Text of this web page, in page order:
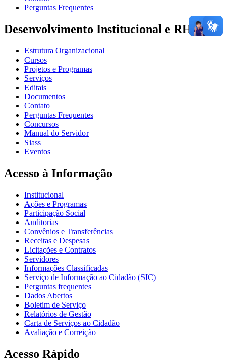
Perguntas Frequentes
Desenvolvimento Institucional e RH
Estrutura Organizacional
Cursos
Projetos e Programas
Serviços
Editais
Documentos
Contato
Perguntas Frequentes
Concursos
Manual do Servidor
Siass
Eventos
Acesso à Informação
Institucional
Ações e Programas
Participação Social
Auditorias
Convênios e Transferências
Receitas e Despesas
Licitações e Contratos
Servidores
Informações Classificadas
Serviço de Informação ao Cidadão (SIC)
Perguntas frequentes
Dados Abertos
Boletim de Serviço
Relatórios de Gestão
Carta de Serviços ao Cidadão
Avaliação e Correição
Acesso Rápido